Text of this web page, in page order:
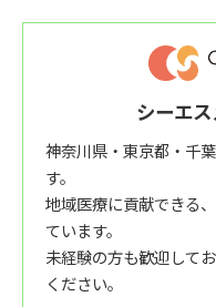
シーエ
神奈川県・東京都・千
す。
地域医療に貢献できる
ています。
未経験の方も歓迎して
ください。